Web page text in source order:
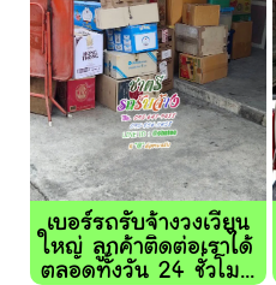
เบอร์รถรับจ้างวงเวียน
ใหญ่ ลูกค้าติดต่อเราได้
ตลอดทั้งวัน 24 ชั่วโม...